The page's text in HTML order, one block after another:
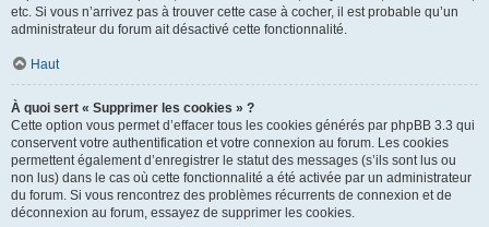
etc. Si vous n’arrivez pas à trouver cette case à cocher, il est probable qu’un
administrateur du forum ait désactivé cette fonctionnalité.
Haut
À quoi sert « Supprimer les cookies » ?
Cette option vous permet d’effacer tous les cookies générés par phpBB 3.3 qui
conservent votre authentification et votre connexion au forum. Les cookies
permettent également d’enregistrer le statut des messages (s’ils sont lus ou
non lus) dans le cas où cette fonctionnalité a été activée par un administrateur
du forum. Si vous rencontrez des problèmes récurrents de connexion et de
déconnexion au forum, essayez de supprimer les cookies.